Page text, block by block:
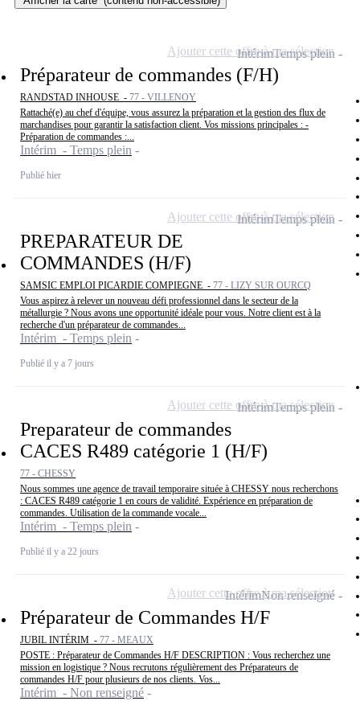
Préparateur de commandes (F/H)
RANDSTAD INHOUSE - 77 - VILLENOY
Rattaché(e) au chef d'équipe, vous assurez la préparation et la gestion des flux de
marchandises pour garantir la satisfaction client. Vos missions principales : -
Préparation de commandes :...
Intérim - Temps plein
Publié hier
IntérimTemps plein
Ajouter cette offre à ma sélection
PREPARATEUR DE
COMMANDES (H/F)
SAMSIC EMPLOI PICARDIE COMPIEGNE - 77 - LIZY SUR OURCQ
Vous aspirez à relever un nouveau défi professionnel dans le secteur de la
métallurgie ? Nous avons une opportunité idéale pour vous. Notre client est à la
recherche d'un préparateur de commandes...
Intérim - Temps plein
Publié il y a 7 jours
IntérimTemps plein
Ajouter cette offre à ma sélection
Preparateur de commandes
CACES R489 catégorie 1 (H/F)
77 - CHESSY
Nous sommes une agence de travail temporaire située à CHESSY nous recherchons
: CACES R489 catégorie 1 en cours de validité. Expérience en préparation de
commandes. Utilisation de la commande vocale...
Intérim - Temps plein
Publié il y a 22 jours
IntérimTemps plein
Ajouter cette offre à ma sélection
Préparateur de Commandes H/F
JUBIL INTÉRIM - 77 - MEAUX
POSTE : Préparateur de Commandes H/F DESCRIPTION : Vous recherchez une
mission en logistique ? Nous recrutons régulièrement des Préparateurs de
commandes H/F pour plusieurs de nos clients. Vos...
Intérim - Non renseigné
IntérimNon renseigné
Ajouter cette offre à ma sélection